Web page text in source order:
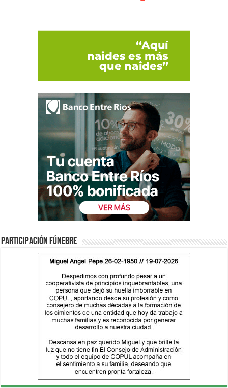
Participación fúnebre